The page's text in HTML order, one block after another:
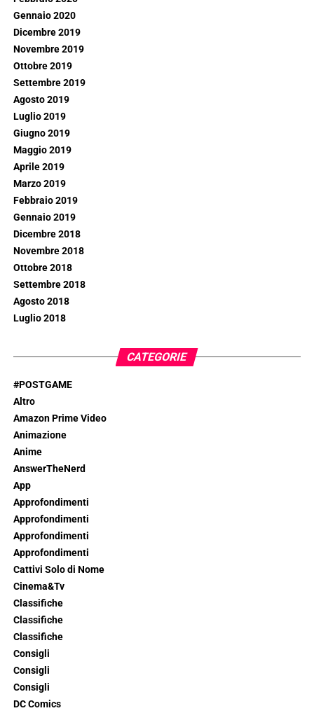
Gennaio 2020
Dicembre 2019
Novembre 2019
Ottobre 2019
Settembre 2019
Agosto 2019
Luglio 2019
Giugno 2019
Maggio 2019
Aprile 2019
Marzo 2019
Febbraio 2019
Gennaio 2019
Dicembre 2018
Novembre 2018
Ottobre 2018
Settembre 2018
Agosto 2018
Luglio 2018
CATEGORIE
#POSTGAME
Altro
Amazon Prime Video
Animazione
Anime
AnswerTheNerd
App
Approfondimenti
Approfondimenti
Approfondimenti
Approfondimenti
Cattivi Solo di Nome
Cinema&Tv
Classifiche
Classifiche
Classifiche
Consigli
Consigli
Consigli
DC Comics